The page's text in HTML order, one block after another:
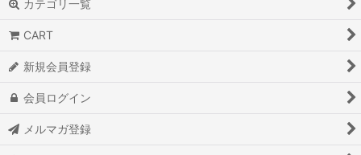
カテゴリ一覧
CART
新規会員登録
会員ログイン
メルマガ登録